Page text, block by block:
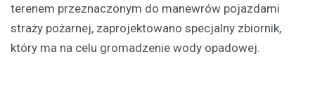
terenem przeznaczonym do manewrów pojazdami
straży pożarnej, zaprojektowano specjalny zbiornik,
który ma na celu gromadzenie wody opadowej.